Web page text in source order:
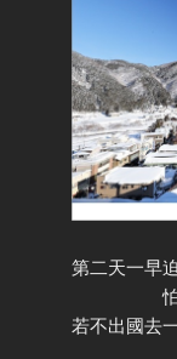
第二天一早
若不出國去